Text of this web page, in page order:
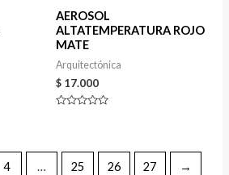
AEROSOL
ALTATEMPERATURA ROJO
MATE
Arquitectónica
$ 17.000
5
4 … 25 26 27 →